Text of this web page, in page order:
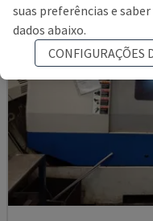
suas preferências e
dados abaixo.
CONFIGURAÇÕES